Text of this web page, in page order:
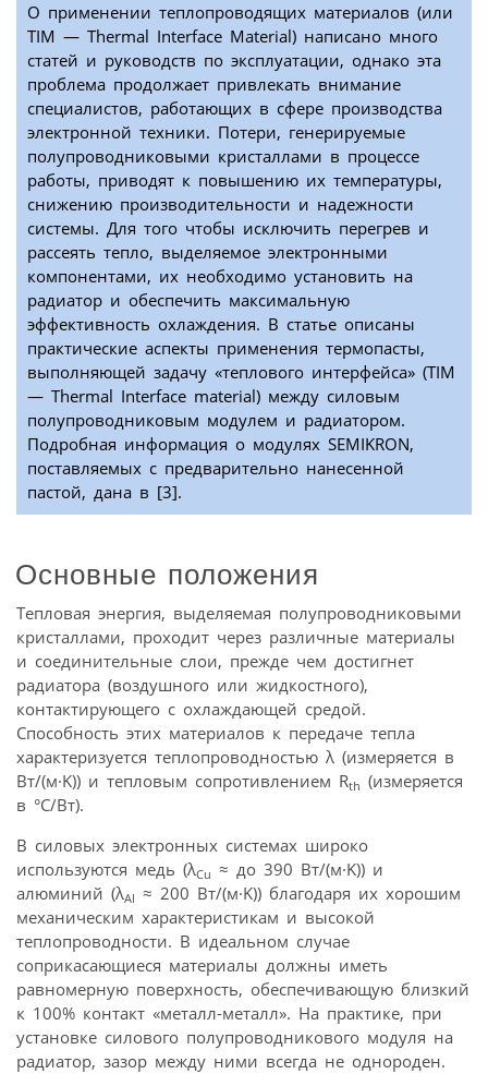
О применении теплопроводящих материалов (или
TIM — Thermal Interface Material) написано много
статей и руководств по эксплуатации, однако эта
проблема продолжает привлекать внимание
специалистов, работающих в сфере производства
электронной техники. Потери, генерируемые
полупроводниковыми кристаллами в процессе
работы, приводят к повышению их температуры,
снижению производительности и надежности
системы. Для того чтобы исключить перегрев и
рассеять тепло, выделяемое электронными
компонентами, их необходимо установить на
радиатор и обеспечить максимальную
эффективность охлаждения. В статье описаны
практические аспекты применения термопасты,
выполняющей задачу «теплового интерфейса» (TIM
— Thermal Interface material) между силовым
полупроводниковым модулем и радиатором.
Подробная информация о модулях SEMIKRON,
поставляемых с предварительно нанесенной
пастой, дана в [3].
Основные положения
Тепловая энергия, выделяемая полупроводниковыми
кристаллами, проходит через различные материалы
и соединительные слои, прежде чем достигнет
радиатора (воздушного или жидкостного),
контактирующего с охлаждающей средой.
Способность этих материалов к передаче тепла
характеризуется теплопроводностью λ (измеряется в
Вт/(м·K)) и тепловым сопротивлением Rth (измеряется
в °С/Вт).
В силовых электронных системах широко
используются медь (λCu ≈ до 390 Вт/(м·K)) и
алюминий (λAl ≈ 200 Вт/(м·K)) благодаря их хорошим
механическим характеристикам и высокой
теплопроводности. В идеальном случае
соприкасающиеся материалы должны иметь
равномерную поверхность, обеспечивающую близкий
к 100% контакт «металл-металл». На практике, при
установке силового полупровод­никового модуля на
радиатор, зазор между ними всегда не однороден.